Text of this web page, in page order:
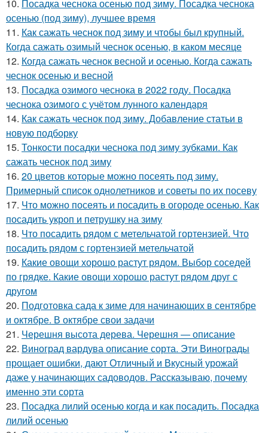
10. Посадка чеснока осенью под зиму. Посадка чеснока
осенью (под зиму), лучшее время
11. Как сажать чеснок под зиму и чтобы был крупный.
Когда сажать озимый чеснок осенью, в каком месяце
12. Когда сажать чеснок весной и осенью. Когда сажать
чеснок осенью и весной
13. Посадка озимого чеснока в 2022 году. Посадка
чеснока озимого с учётом лунного календаря
14. Как сажать чеснок под зиму. Добавление статьи в
новую подборку
15. Тонкости посадки чеснока под зиму зубками. Как
сажать чеснок под зиму
16. 20 цветов которые можно посеять под зиму.
Примерный список однолетников и советы по их посеву
17. Что можно посеять и посадить в огороде осенью. Как
посадить укроп и петрушку на зиму
18. Что посадить рядом с метельчатой гортензией. Что
посадить рядом с гортензией метельчатой
19. Какие овощи хорошо растут рядом. Выбор соседей
по грядке. Какие овощи хорошо растут рядом друг с
другом
20. Подготовка сада к зиме для начинающих в сентябре
и октябре. В октябре свои задачи
21. Черешня высота дерева. Черешня — описание
22. Виноград вардува описание сорта. Эти Винограды
прощает ошибки, дают Отличный и Вкусный урожай
даже у начинающих садоводов. Рассказываю, почему
именно эти сорта
23. Посадка лилий осенью когда и как посадить. Посадка
лилий осенью